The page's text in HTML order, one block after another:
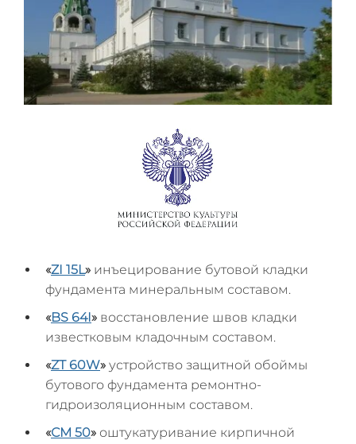
«ZI 15L» инъецирование бутовой кладки
фундамента минеральным составом.
«BS 64I» восстановление швов кладки
известковым кладочным составом.
«ZT 60W» устройство защитной обоймы
бутового фундамента ремонтно-
гидроизоляционным составом.
«СМ 50» оштукатуривание кирпичной